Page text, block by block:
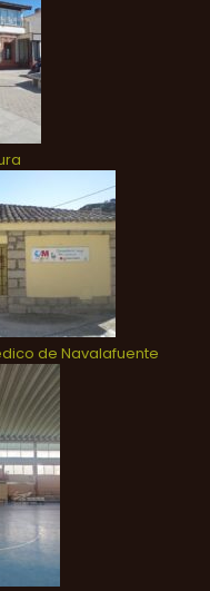
de Navalafuente